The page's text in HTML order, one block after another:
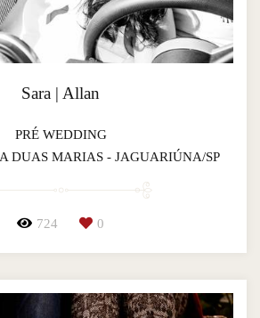
Sara | Allan
PRÉ WEDDING
DUAS MARIAS - JAGUARIÚNA/SP
724 0